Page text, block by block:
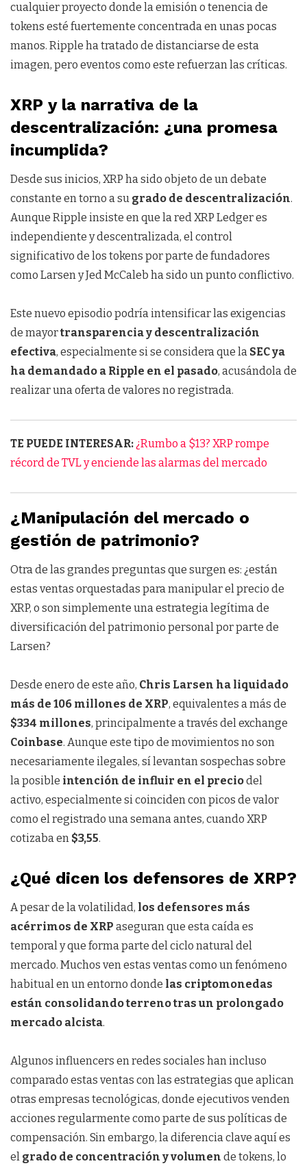
cualquier proyecto donde la emisión o tenencia de
tokens esté fuertemente concentrada en unas pocas
manos. Ripple ha tratado de distanciarse de esta
imagen, pero eventos como este refuerzan las críticas.
XRP y la narrativa de la
descentralización: ¿una promesa
incumplida?
Desde sus inicios, XRP ha sido objeto de un debate
constante en torno a su grado de descentralización.
Aunque Ripple insiste en que la red XRP Ledger es
independiente y descentralizada, el control
significativo de los tokens por parte de fundadores
como Larsen y Jed McCaleb ha sido un punto conflictivo.
Este nuevo episodio podría intensificar las exigencias
de mayortransparencia y descentralización
efectiva, especialmente si se considera que la SEC ya
ha demandado a Ripple en el pasado, acusándola de
realizar una oferta de valores no registrada.
TE PUEDE INTERESAR: ¿Rumbo a $13? XRP rompe
récord de TVL y enciende las alarmas del mercado
¿Manipulación del mercado o
gestión de patrimonio?
Otra de las grandes preguntas que surgen es: ¿están
estas ventas orquestadas para manipular el precio de
XRP, o son simplemente una estrategia legítima de
diversificación del patrimonio personal por parte de
Larsen?
Desde enero de este año, Chris Larsen ha liquidado
más de 106 millones de XRP, equivalentes a más de
$334 millones, principalmente a través del exchange
Coinbase. Aunque este tipo de movimientos no son
necesariamente ilegales, sí levantan sospechas sobre
la posible intención de influir en el preciodel
activo, especialmente si coinciden con picos de valor
como el registrado una semana antes, cuando XRP
cotizaba en $3,55.
¿Qué dicen los defensores de XRP?
A pesar de la volatilidad, los defensores más
acérrimos de XRP aseguran que esta caída es
temporal y que forma parte del ciclo natural del
mercado. Muchos ven estas ventas como un fenómeno
habitual en un entorno donde las criptomonedas
están consolidando terreno tras un prolongado
mercado alcista.
Algunos influencers en redes sociales han incluso
comparado estas ventas con las estrategias que aplican
otras empresas tecnológicas, donde ejecutivos venden
acciones regularmente como parte de sus políticas de
compensación. Sin embargo, la diferencia clave aquí es
el grado de concentración y volumen de tokens, lo